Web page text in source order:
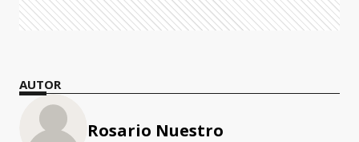
AUTOR
Rosario Nuestro